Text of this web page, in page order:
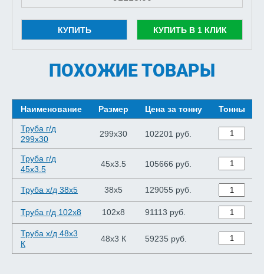
КУПИТЬ КУПИТЬ В 1 КЛИК
ПОХОЖИЕ ТОВАРЫ
Наименование Размер Цена за тонну Тонны
Труба г/д
299x30
299x30 102201 руб.
Труба г/д
45x3.5
45x3.5 105666 руб.
Труба х/д 38x5 38x5 129055 руб.
Труба г/д 102x8 102x8 91113 руб.
Труба х/д 48x3
К
48x3 К 59235 руб.